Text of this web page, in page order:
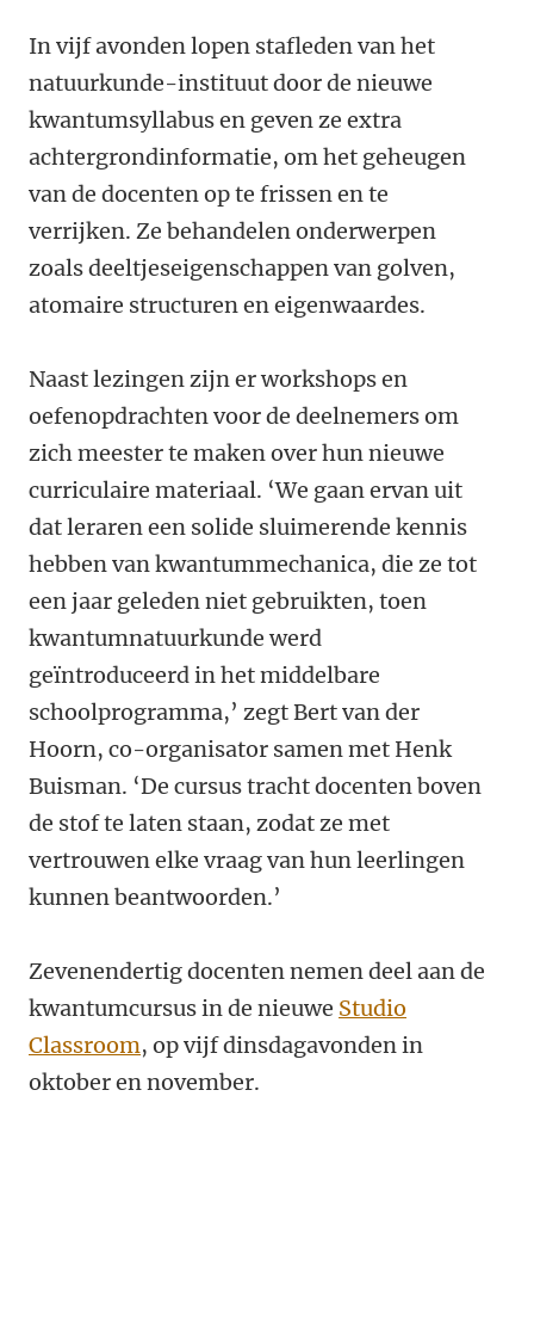
In vijf avonden lopen stafleden van het
natuurkunde-instituut door de nieuwe
kwantumsyllabus en geven ze extra
achtergrondinformatie, om het geheugen
van de docenten op te frissen en te
verrijken. Ze behandelen onderwerpen
zoals deeltjeseigenschappen van golven,
atomaire structuren en eigenwaardes.
Naast lezingen zijn er workshops en
oefenopdrachten voor de deelnemers om
zich meester te maken over hun nieuwe
curriculaire materiaal. ‘We gaan ervan uit
dat leraren een solide sluimerende kennis
hebben van kwantummechanica, die ze tot
een jaar geleden niet gebruikten, toen
kwantumnatuurkunde werd
geïntroduceerd in het middelbare
schoolprogramma,’ zegt Bert van der
Hoorn, co-organisator samen met Henk
Buisman. ‘De cursus tracht docenten boven
de stof te laten staan, zodat ze met
vertrouwen elke vraag van hun leerlingen
kunnen beantwoorden.’
Zevenendertig docenten nemen deel aan de
kwantumcursus in de nieuwe Studio
Classroom, op vijf dinsdagavonden in
oktober en november.